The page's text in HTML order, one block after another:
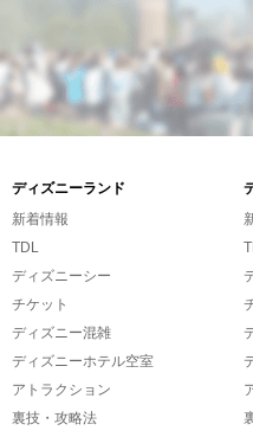
ディズニーランド
新着情報
TDL
ディズニーシー
チケット
ディズニー混雑
ディズニーホテル空室
アトラクション
裏技・攻略法